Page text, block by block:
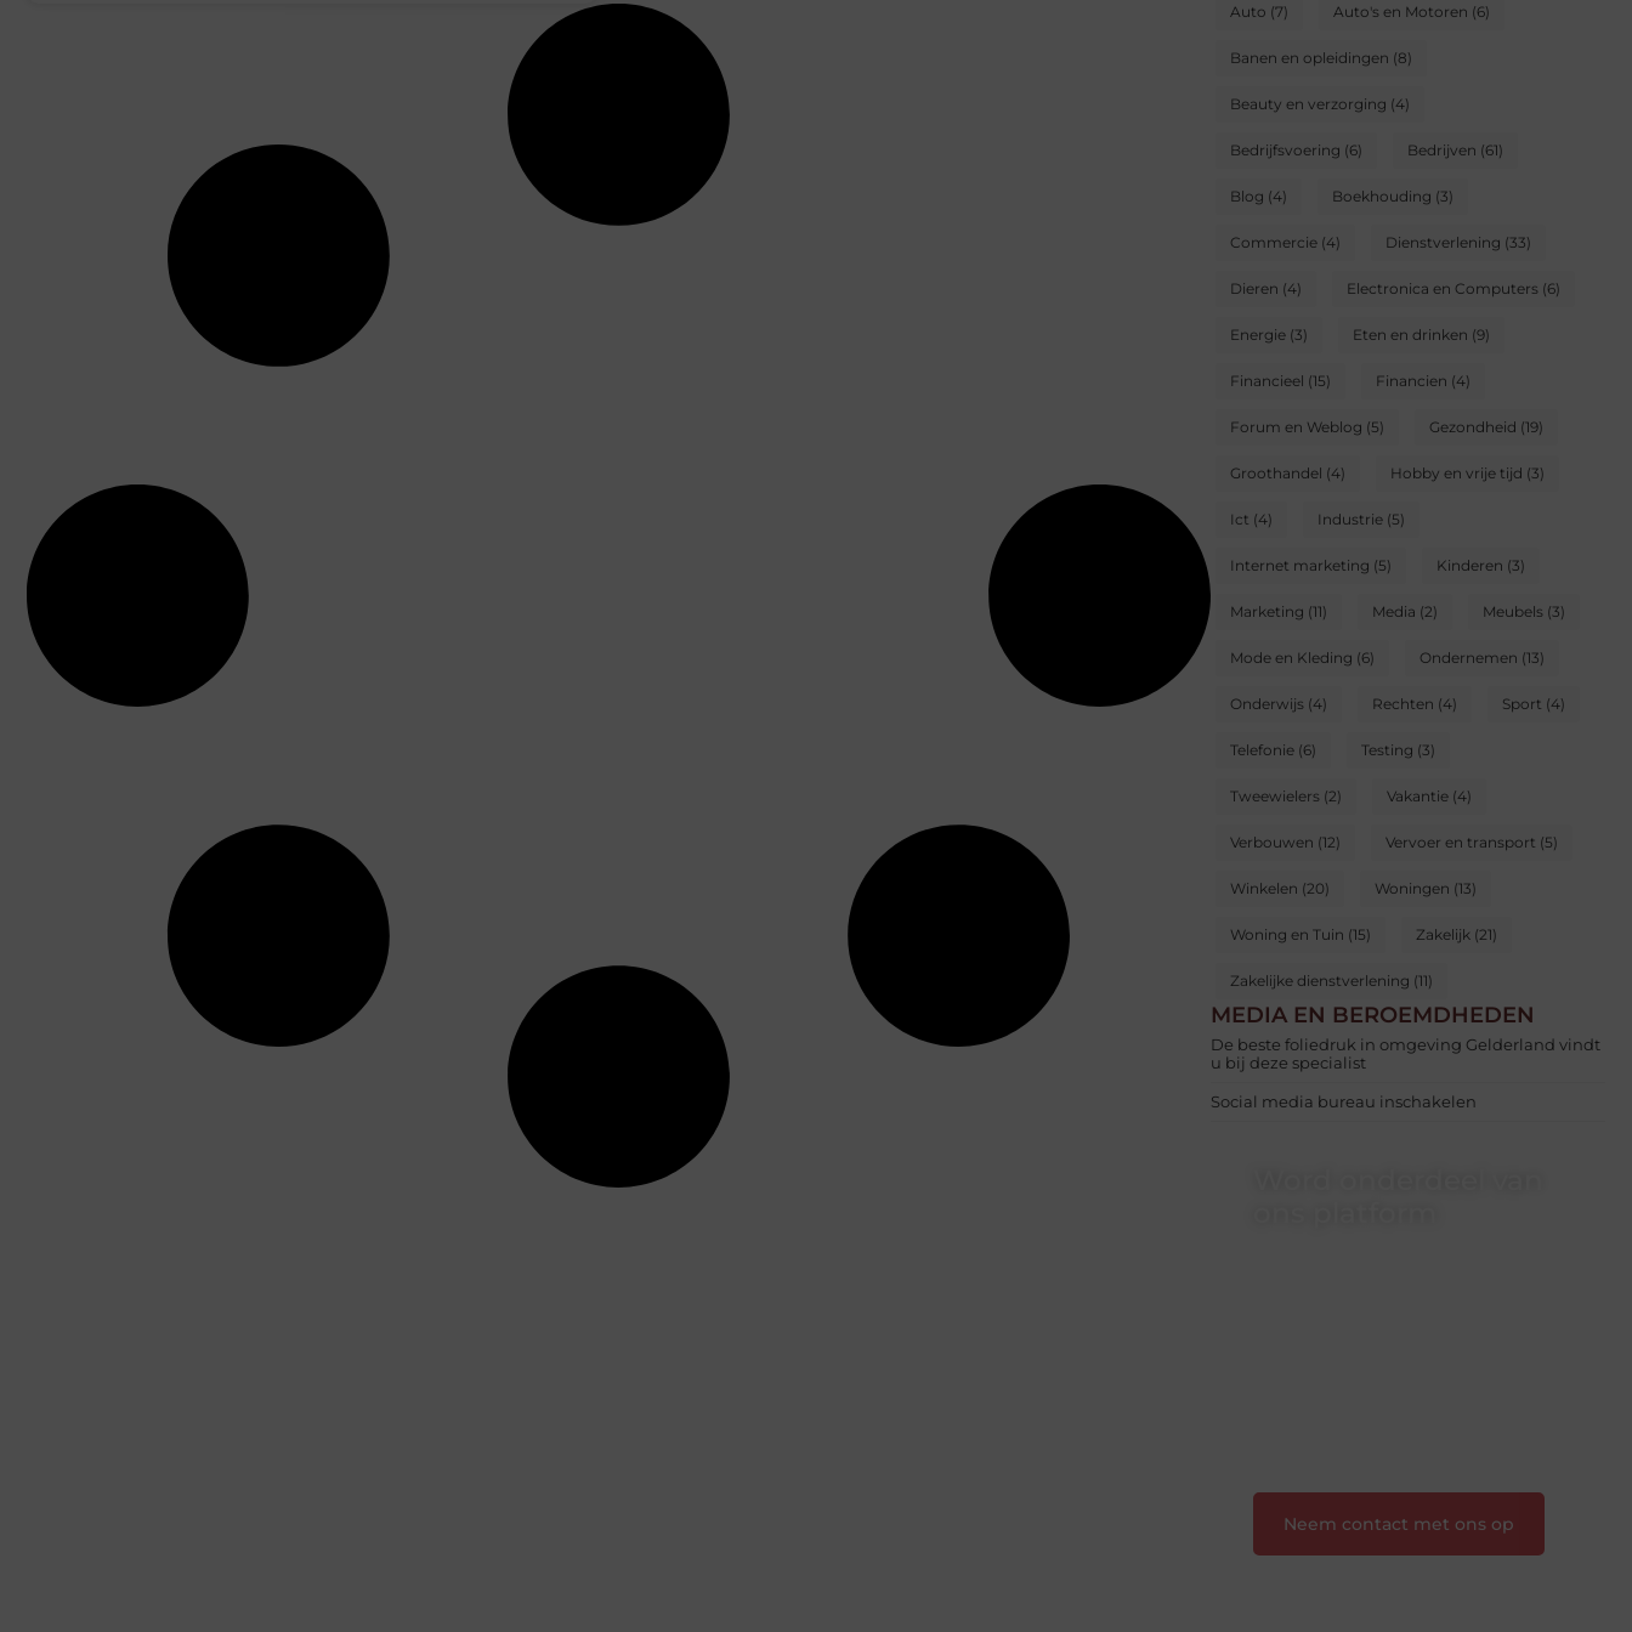
Auto (7) Auto's en Motoren (6)
Banen en opleidingen (8)
Beauty en verzorging (4)
Bedrijfsvoering (6) Bedrijven (61)
Blog (4) Boekhouding (3)
Commercie (4) Dienstverlening (33)
Dieren (4) Electronica en Computers (6)
Energie (3) Eten en drinken (9)
Financieel (15) Financien (4)
Forum en Weblog (5) Gezondheid (19)
Groothandel (4) Hobby en vrije tijd (3)
Ict (4) Industrie (5)
Internet marketing (5) Kinderen (3)
Marketing (11) Media (2) Meubels (3)
Mode en Kleding (6) Ondernemen (13)
Onderwijs (4) Rechten (4) Sport (4)
Telefonie (6) Testing (3)
Tweewielers (2) Vakantie (4)
Verbouwen (12) Vervoer en transport (5)
Winkelen (20) Woningen (13)
Woning en Tuin (15) Zakelijk (21)
Zakelijke dienstverlening (11)
MEDIA EN BEROEMDHEDEN
De beste foliedruk in omgeving Gelderland vindt
u bij deze specialist
Social media bureau inschakelen
Neem contact met ons op